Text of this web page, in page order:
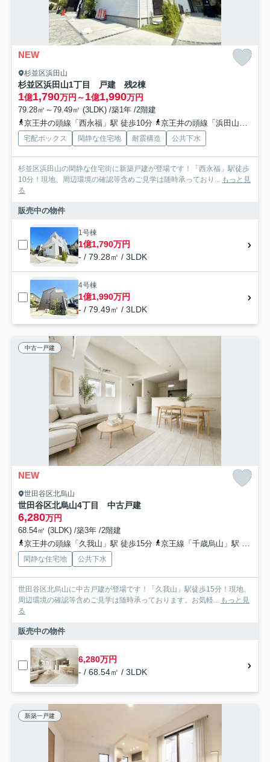
NEW
杉並区浜田山
杉並区浜田山1丁目 戸建 残2棟
1億1,790万円～1億1,990万円
79.28㎡～79.49㎡ (3LDK) /築1年 /2階建
京王井の頭線「西永福」駅 徒歩10分
京王井の頭線「浜田山」駅 徒歩11分
宅配ボックス 閑静な住宅地 耐震構造 公共下水
杉並区浜田山の閑静な住宅街に新築戸建が登場です！「西永福」駅徒歩
10分！現地、周辺環境の確認等含めご見学は随時承っており... もっと見
る
販売中の物件
1号棟
1億1,790万円
- / 79.28㎡ / 3LDK
4号棟
1億1,990万円
- / 79.49㎡ / 3LDK
中古一戸建
NEW
世田谷区北烏山
世田谷区北烏山4丁目 中古戸建
6,280万円
68.54㎡ (3LDK) /築3年 /2階建
京王井の頭線「久我山」駅 徒歩15分
京王線「千歳烏山」駅 徒歩20分
閑静な住宅地 公共下水
世田谷区北烏山に中古戸建が登場です！「久我山」駅徒歩15分！現地、
周辺環境の確認等含めご見学は随時承っております。お気軽... もっと見
る
販売中の物件
6,280万円
- / 68.54㎡ / 3LDK
新築一戸建